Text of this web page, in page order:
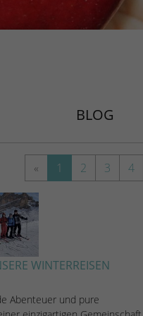
BLOG
« 1 2 3 4
WINTERREISEN
Abenteuer und pure